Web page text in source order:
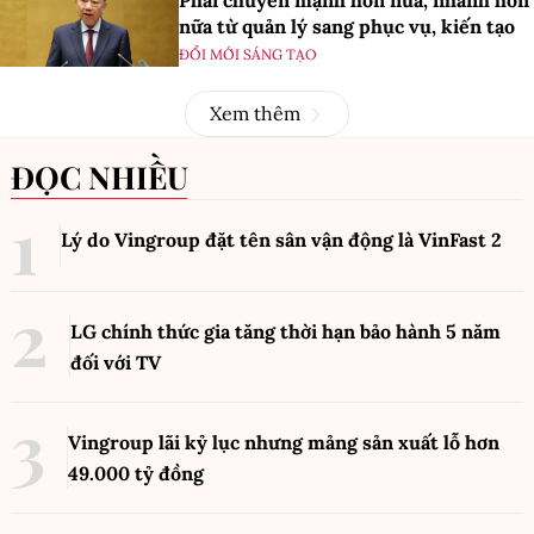
nữa từ quản lý sang phục vụ, kiến tạo
ĐỔI MỚI SÁNG TẠO
Xem thêm
ĐỌC NHIỀU
Lý do Vingroup đặt tên sân vận động là VinFast 2
LG chính thức gia tăng thời hạn bảo hành 5 năm
đối với TV
Vingroup lãi kỷ lục nhưng mảng sản xuất lỗ hơn
49.000 tỷ đồng